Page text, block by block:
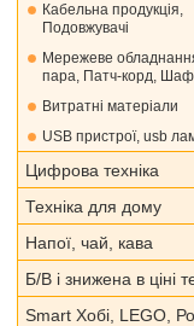
Кабельна продукція,
Подовжувачі
Мережеве
пара, Патч-корд,
Витратні матеріали
USB пристрої, usb
Цифрова техніка
Техніка для дому
Напої, чай, кава
Б/В і знижена в ціні
Smart Хобі, LEGO,